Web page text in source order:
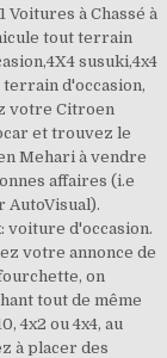
à Chassé à
tout terrain
susuki,4x4
terrain d'occasion,
votre Citroen
et trouvez le
Mehari à vendre
affaires (i.e
AutoVisual).
voiture d'occasion.
votre annonce de
on
tout de même
4x2 ou 4x4, au
à placer des